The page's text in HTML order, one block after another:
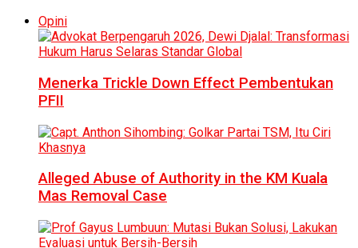
Opini
Menerka Trickle Down Effect Pembentukan
PFII
Alleged Abuse of Authority in the KM Kuala
Mas Removal Case